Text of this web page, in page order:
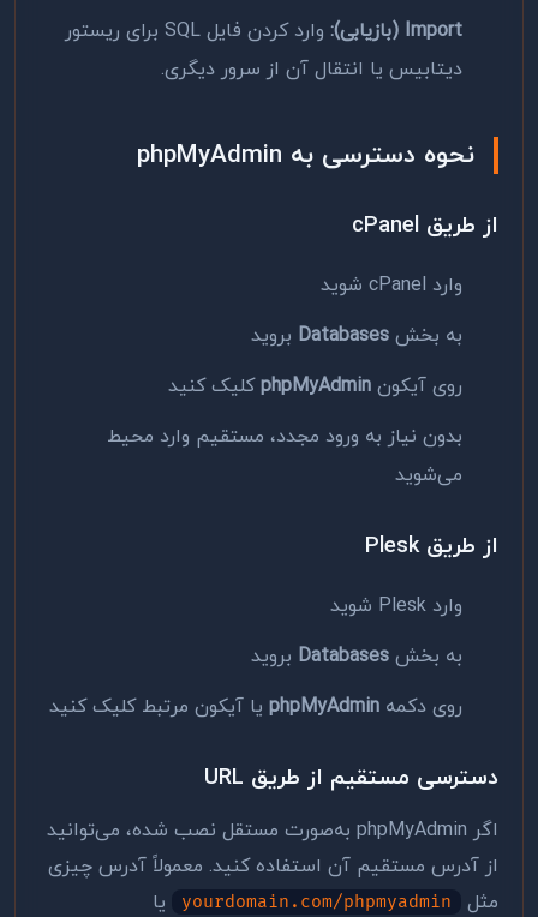
Import (بازیابی):
وارد کردن فایل SQL برای ریستور
دیتابیس یا انتقال آن از سرور دیگری.
نحوه دسترسی به phpMyAdmin
از طریق cPanel
وارد cPanel شوید
به بخش Databases بروید
روی آیکون phpMyAdminکلیک کنید
بدون نیاز به ورود مجدد، مستقیم وارد محیط
می‌شوید
از طریق Plesk
وارد Plesk شوید
به بخش Databases بروید
روی دکمه phpMyAdmin یا آیکون مرتبط کلیک کنید
دسترسی مستقیم از طریق URL
اگر phpMyAdmin به‌صورت مستقل نصب شده، می‌توانید
از آدرس مستقیم آن استفاده کنید. معمولاً آدرس چیزی
مثل
yourdomain.com/phpmyadmin یا